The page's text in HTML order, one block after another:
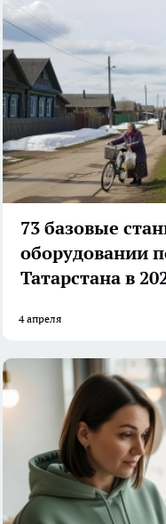
73 базовые
оборудовании
Татарстана в
4 апреля